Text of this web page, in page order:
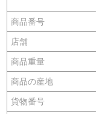
商品番号
店舗
商品重量
商品の産地
貨物番号